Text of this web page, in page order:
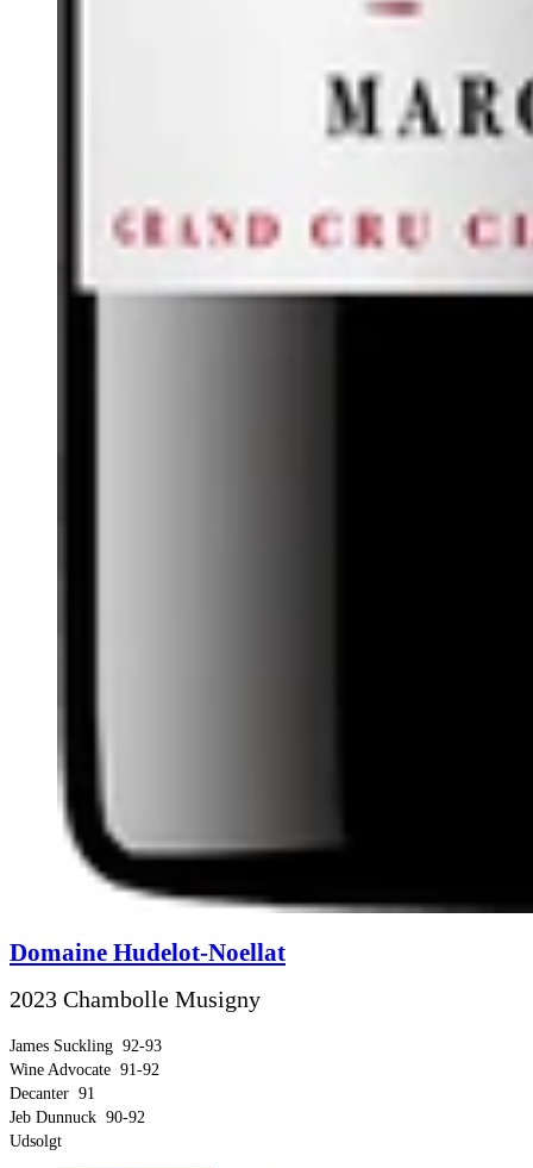
Domaine Hudelot-Noellat
2023 Chambolle Musigny
James Suckling 92-93
Wine Advocate 91-92
Decanter 91
Jeb Dunnuck 90-92
Udsolgt